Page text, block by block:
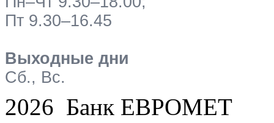
Пт 9.30–16.45
Выходные дни
Сб., Вс.
2026 Банк ЕВРОМЕТ